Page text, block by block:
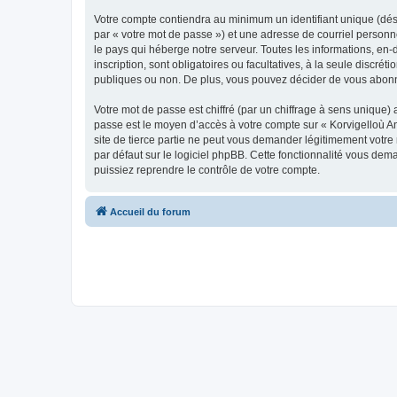
Votre compte contiendra au minimum un identifiant unique
par « votre mot de passe ») et une adresse de courriel
le pays qui héberge notre serveur. Toutes les informations,
inscription, sont obligatoires ou facultatives, à la seule
publiques ou non. De plus, vous pouvez décider de vous
Votre mot de passe est chiffré (par un chiffrage à sens
passe est le moyen d’accès à votre compte sur « Korvigelloù
site de tierce partie ne peut vous demander légitimement
par défaut sur le logiciel phpBB. Cette fonctionnalité vous
puissiez reprendre le contrôle de votre compte.
Accueil du forum